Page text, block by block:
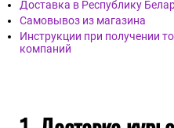
Доставка в Республику
Самовывоз из магазина
Инструкции при получении
компаний